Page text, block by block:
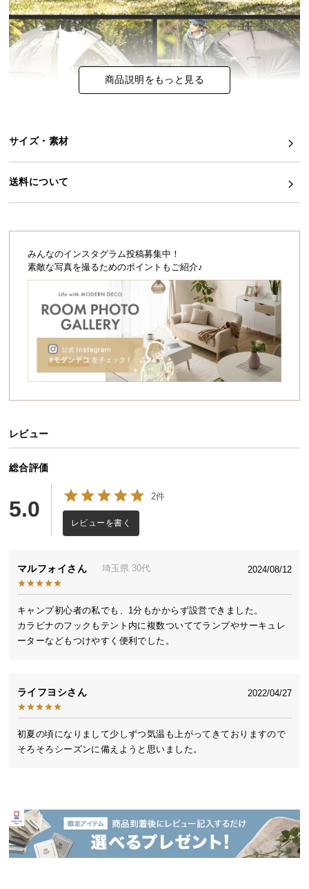
テ
リ
ア
ー
ら
探
ド
お
支
払
つ
配
料
に
つ
大
型
商
品
に
つ
い
て
商品説明をもっと見る
サイズ・素材
送料について
みんなのインスタグラム投稿募集中！
素敵な写真を撮るためのポイントもご紹介♪
レビュー
総合評価
5.0
2件
レビューを書く
マルフォイ 埼玉県 30代 2024/08/12
キャンプ初心者の私でも、1分もかからず設営できました。
カラビナのフックもテント内に複数ついててランプやサーキュレ
ーターなどもつけやすく便利でした。
ライフヨシ 2022/04/27
初夏の頃になりまして少しずつ気温も上がってきておりますので
そろそろシーズンに備えようと思いました。